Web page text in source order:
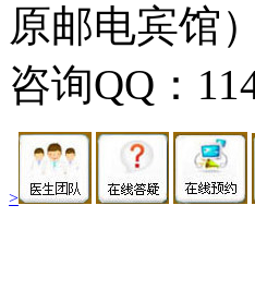
原邮电宾馆）
咨询QQ：
>